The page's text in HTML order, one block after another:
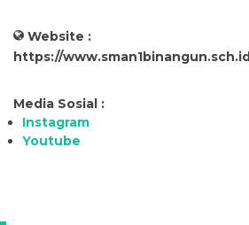
Website :
https://www.sman1binangun.sch.id
Media Sosial :
Instagram
Youtube